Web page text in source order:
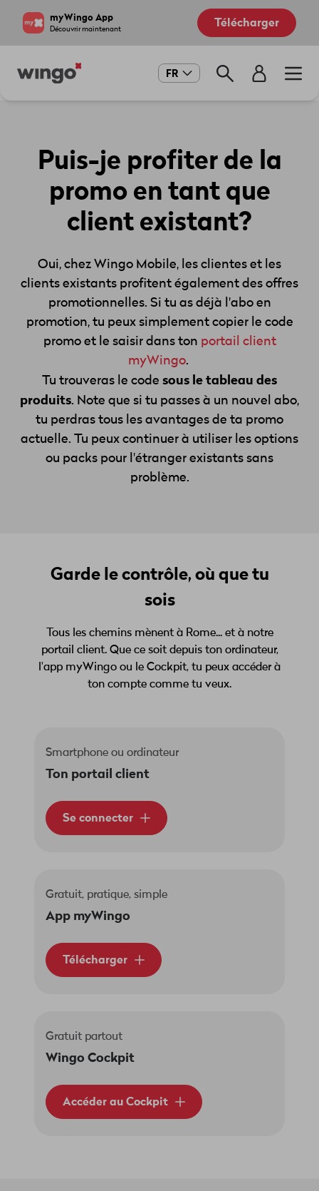
myWingo App
Découvrir maintenant Télécharger
Main
FR
Puis-je profiter de la
promo en tant que
client existant?
Oui, chez Wingo Mobile, les clientes et les
clients existants profitent également des offres
promotionnelles. Si tu as déjà l'abo en
promotion, tu peux simplement copier le code
promo et le saisir dans ton portail client
myWingo.
Tu trouveras le code sous le tableau des
produits. Note que si tu passes à un nouvel abo,
tu perdras tous les avantages de ta promo
actuelle. Tu peux continuer à utiliser les options
ou packs pour l'étranger existants sans
problème.
Garde le contrôle, où que tu
sois
Tous les chemins mènent à Rome... et à notre
portail client. Que ce soit depuis ton ordinateur,
l'app myWingo ou le Cockpit, tu peux accéder à
ton compte comme tu veux.
Smartphone ou ordinateur
Ton portail client
Se connecter
Gratuit, pratique, simple
App myWingo
Télécharger
Gratuit partout
Wingo Cockpit
Accéder au Cockpit